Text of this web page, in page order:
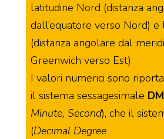
latitudine Nord (distanza
dall’equatore verso Nord) e
(distanza angolare dal
Greenwich verso Est).
I valori numerici sono
il sistema sessagesimale
Minute, Second), che il
(Decimal Degree